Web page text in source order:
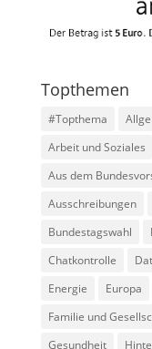
Topthemen
#Topthema
Arbeit und Soziales
Aus dem
Ausschreibungen
Bundestagswahl
Chatkontrolle
Energie
Europa
Familie und
Gesundheit